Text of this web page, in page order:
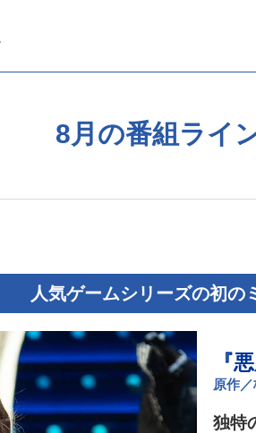
8月の番組ライ
人気ゲームシリーズの初の
『
原作
独特